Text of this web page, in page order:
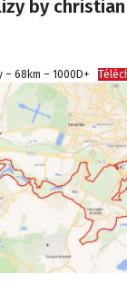
by
68km – 1000D+